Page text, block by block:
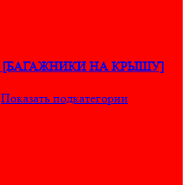
[БАГАЖНИКИ НА КРЫШУ]
Показать подкатегории